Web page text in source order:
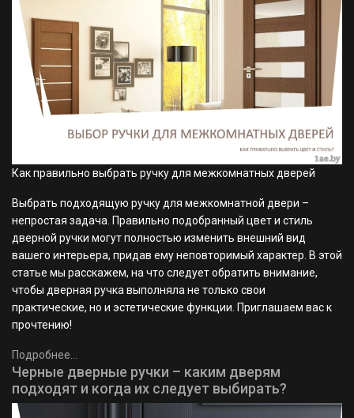
Как правильно выбрать ручку для межкомнатных дверей
Выбрать подходящую ручку для межкомнатной двери –
непростая задача. Правильно подобранный цвет и стиль
дверной ручки могут полностью изменить внешний вид
вашего интерьера, придав ему неповторимый характер. В этой
статье мы расскажем, на что следует обратить внимание,
чтобы дверная ручка выполняла не только свои
практические, но и эстетические функции. Приглашаем вас к
прочтению!
Подробнее...
Черные дверные ручки – каким дверям
подходят и когда их следует выбирать?